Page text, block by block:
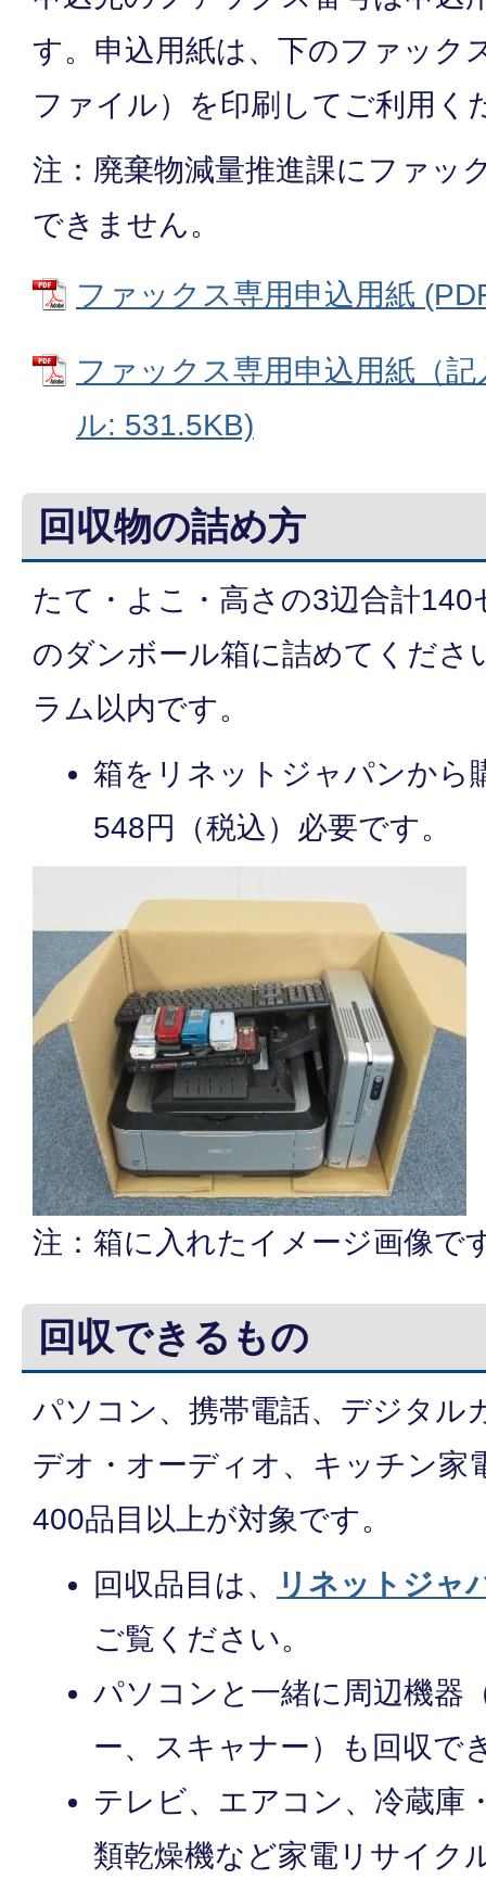
す。申込用紙は、下のファック
ファイル）を印刷してご利用く
注：廃棄物減量推進課にファッ
できません。
ファックス専用申込用紙
ファックス専用申込用紙（
ル: 531.5KB)
回収物の詰め方
たて・よこ・高さの3辺合計
のダンボール箱に詰めてくださ
ラム以内です。
箱をリネットジャパンから
548円（税込）必要です。
注：箱に入れたイメージ画像で
回収できるもの
パソコン、携帯電話、デジタル
デオ・オーディオ、キッチン家
400品目以上が対象です。
回収品目は、
リネットジャ
ご覧ください。
パソコンと一緒に周辺機器
ー、スキャナー）も回収で
テレビ、エアコン、冷蔵庫
類乾燥機など家電リサイク